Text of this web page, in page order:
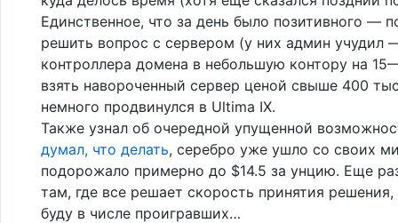
Единственное, что за день было позитивного —
решить вопрос с сервером (у них админ учудил
контроллера домена в небольшую контору на
взять навороченный сервер ценой свыше 400
немного продвинулся в Ultima IX.
Также узнал об очередной упущенной
думал, что делать, серебро уже ушло со своих
подорожало примерно до $14.5 за унцию. Еще
там, где все решает скорость принятия решения,
буду в числе проигравших…